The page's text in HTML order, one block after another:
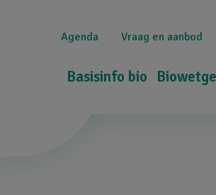
naar
Hoofdnavigatie
Basisinfo bio
Top
Agenda Vraag en aanbod